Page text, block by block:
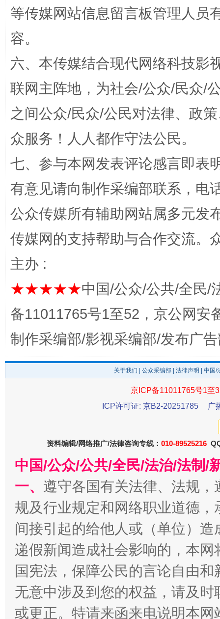
完善运行机制助力责任有效落实 一纸欠
东山县通报“牛蛙产品抗生素超标问题” 法
千年窑火 生生不息 一
受贿1.44亿！段成刚被判无期 从幼
等传媒网站信息留言板管理人员
容。
六、本传媒结合现代网络科技影
联网主阵地，为社会/公众/民众/
之间公众/民众/公民对法律、政
众服务！人人都作守法公民。
七、参与本网发表评论感言即表
有意见请向制作采编部联系，电
公众传媒所有辅助网站属多元发
传媒网的支持帮助与合作交流。
主办 :
★★★★★中国/公众/公共/全民/
备11011765号1至52，京公网安
制作采编部/影视采编部/发布广
关于我们 公众采编部 法律声明 | 中国
京ICP备11011765号1至
ICP许可证: 京B2-20251785
广
资料编辑/网络推广/法律咨询专线： 010-89525216
中国/公众/公共/全民/法治/法制/
一、 遵守各国有关法律、法规
规及行业规定和网络职业道德
间接引起的给他人或（单位）
递假新闻造成社会影响的，本
国宪法，保障公民的言论自由
无意中涉及到您的权益，请及
或更正。特请来函来电说明本